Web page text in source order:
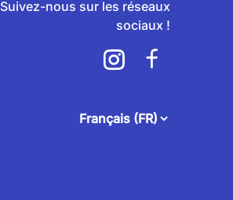
Suivez-nous sur les réseaux
sociaux !